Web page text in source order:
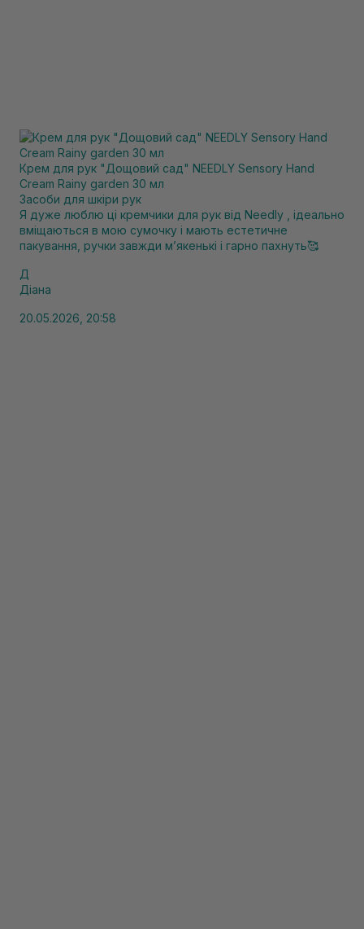
Крем для рук "Дощовий сад" NEEDLY Sensory Hand
Cream Rainy garden 30 мл
Засоби для шкіри рук
Я дуже люблю ці кремчики для рук від Needly , ідеально
вміщаються в мою сумочку і мають естетичне
пакування, ручки завжди мʼякенькі і гарно пахнуть🥰
Д
Діана
20.05.2026, 20:58